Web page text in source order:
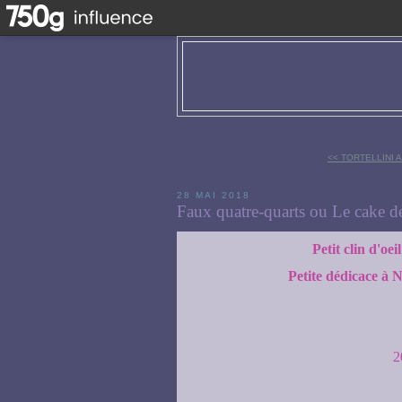
<< TORTELLINI
28 MAI 2018
Faux quatre-quarts ou Le cake
Petit clin
Petite dédicace à